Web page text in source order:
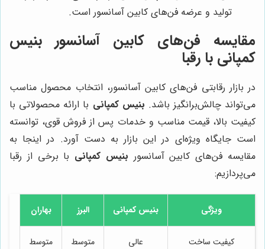
تولید و عرضه فن‌های کابین آسانسور است.
مقایسه فن‌های کابین آسانسور بنیس
کمپانی با رقبا
در بازار رقابتی فن‌های کابین آسانسور، انتخاب محصول مناسب
می‌تواند چالش‌برانگیز باشد. بنیس کمپانی با ارائه محصولاتی با
کیفیت بالا، قیمت مناسب و خدمات پس از فروش قوی، توانسته
است جایگاه ویژه‌ای در این بازار به دست آورد. در اینجا به
مقایسه فن‌های کابین آسانسور بنیس کمپانی با برخی از رقبا
می‌پردازیم:
ویژگی بنیس کمپانی البرز بهاران
کیفیت ساخت عالی متوسط متوسط